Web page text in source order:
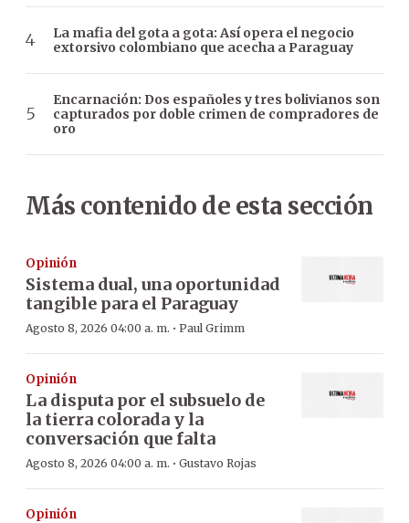
La mafia del gota a gota: Así opera el negocio
extorsivo colombiano que acecha a Paraguay
Encarnación: Dos españoles y tres bolivianos son
capturados por doble crimen de compradores de
oro
Más contenido de esta sección
Opinión
Sistema dual, una oportunidad
tangible para el Paraguay
Agosto 8, 2026 04:00 a. m. · Paul Grimm
Opinión
La disputa por el subsuelo de
la tierra colorada y la
conversación que falta
Agosto 8, 2026 04:00 a. m. · Gustavo Rojas
Opinión